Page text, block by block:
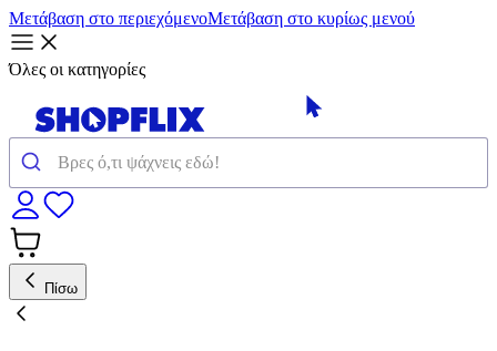
Μετάβαση στο περιεχόμενοΜετάβαση στο κυρίως μενού
Όλες οι κατηγορίες
Πίσω